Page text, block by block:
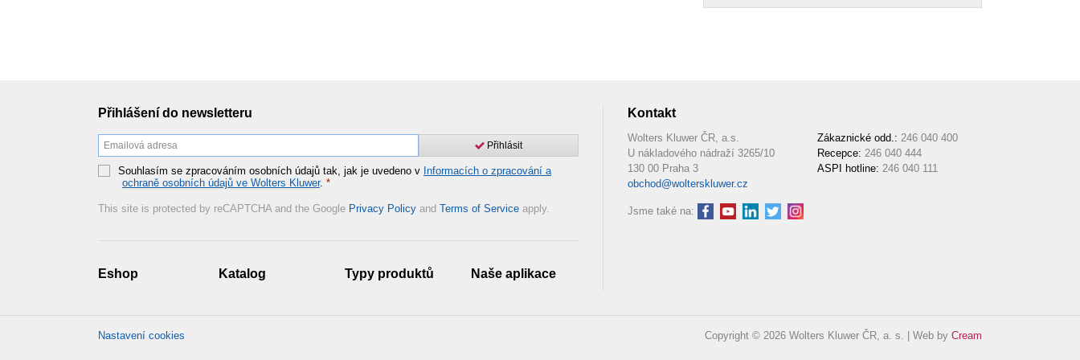
Přihlášení do newsletteru
Přihlásit
Souhlasím se zpracováním osobních údajů tak, jak je uvedeno v Informacích o zpracování a
ochraně osobních údajů ve Wolters Kluwer. *
This site is protected by reCAPTCHA and the Google Privacy Policy and Terms of Service apply.
Eshop Katalog Typy produktů Naše aplikace
Kontakt
Wolters Kluwer ČR, a.s.
U nákladového nádraží 3265/10
130 00 Praha 3
obchod@wolterskluwer.cz
Zákaznické odd.: 246 040 400
Recepce: 246 040 444
ASPI hotline: 246 040 111
Jsme také na:
Nastavení cookies Copyright © 2026 Wolters Kluwer ČR, a. s. | Web by Cream